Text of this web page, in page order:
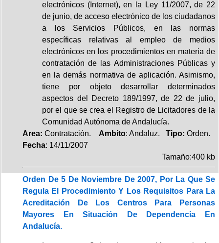
electrónicos (Internet), en la Ley 11/2007, de 22
de junio, de acceso electrónico de los ciudadanos
a los Servicios Públicos, en las normas
específicas relativas al empleo de medios
electrónicos en los procedimientos en materia de
contratación de las Administraciones Públicas y
en la demás normativa de aplicación. Asimismo,
tiene por objeto desarrollar determinados
aspectos del Decreto 189/1997, de 22 de julio,
por el que se crea el Registro de Licitadores de la
Comunidad Autónoma de Andalucía.
Area: Contratación. Ambito: Andaluz. Tipo: Orden.
Fecha: 14/11/2007
Tamaño:400 kb
Orden De 5 De Noviembre De 2007, Por La Que Se
Regula El Procedimiento Y Los Requisitos Para La
Acreditación De Los Centros Para Personas
Mayores En Situación De Dependencia En
Andalucía.